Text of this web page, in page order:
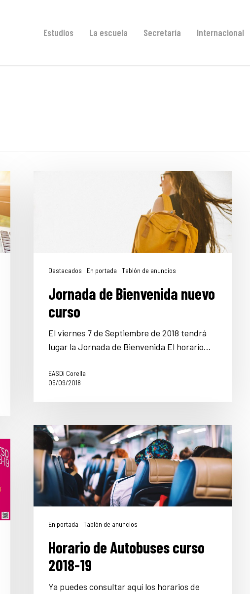
Estudios La escuela Secretaría Internacional
Destacados En portada Tablón de anuncios
Jornada de Bienvenida nuevo
curso
El viernes 7 de Septiembre de 2018 tendrá
lugar la Jornada de Bienvenida El horario…
EASDi Corella
05/09/2018
En portada Tablón de anuncios
Horario de Autobuses curso
2018-19
Ya puedes consultar aquí los horarios de